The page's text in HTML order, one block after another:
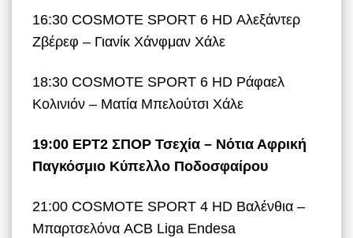
16:30 COSMOTE SPORT 6 HD Αλεξάντερ
Ζβέρεφ – Γιανίκ Χάνφμαν Χάλε
18:30 COSMOTE SPORT 6 HD Ράφαελ
Κολινιόν – Ματία Μπελούτσι Χάλε
19:00 ΕΡΤ2 ΣΠΟΡ Τσεχία – Νότια Αφρική
Παγκόσμιο Κύπελλο Ποδοσφαίρου
21:00 COSMOTE SPORT 4 HD Βαλένθια –
Μπαρτσελόνα ACB Liga Endesa